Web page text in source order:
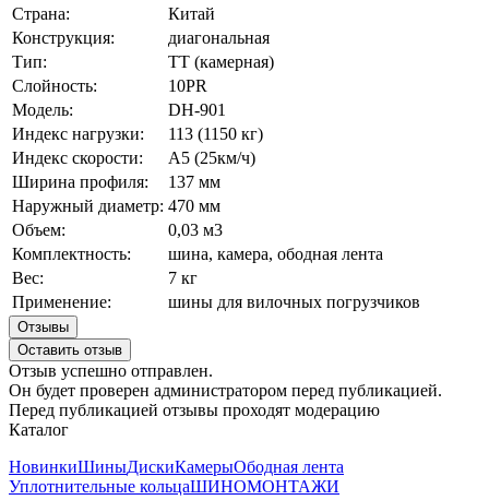
Страна:
Китай
Конструкция:
диагональная
Тип:
ТТ (камерная)
Слойность:
10PR
Модель:
DH-901
Индекс нагрузки:
113 (1150 кг)
Индекс скорости:
А5 (25км/ч)
Ширина профиля:
137 мм
Наружный диаметр: 470 мм
Объем:
0,03 м3
Комплектность:
шина, камера, ободная лента
Вес:
7 кг
Применение:
шины для вилочных погрузчиков
Отзывы
Оставить отзыв
Отзыв успешно отправлен.
Он будет проверен администратором перед публикацией.
Перед публикацией отзывы проходят модерацию
Каталог
НовинкиШиныДискиКамерыОбодная лента
Уплотнительные кольцаШИНОМОНТАЖИ